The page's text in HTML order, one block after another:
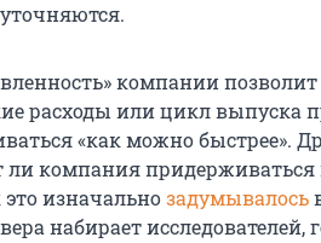
компании
расходы или цикл выпуска
«как можно быстрее».
ли компания
это изначальнозадумывалось
набирает исследователей,